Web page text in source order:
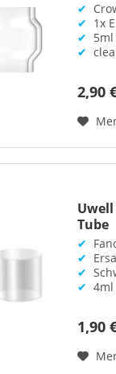
✔
✔ 1x
✔
✔
2,90
Uwell
Tube
✔
✔
✔
✔ 4ml
1,90